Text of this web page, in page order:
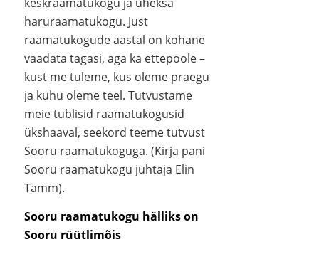
haruraamatukogu. Just
raamatukogude aastal on kohane
vaadata tagasi, aga ka ettepoole –
kust me tuleme, kus oleme praegu
ja kuhu oleme teel. Tutvustame
meie tublisid raamatukogusid
ükshaaval, seekord teeme tutvust
Sooru raamatukoguga. (Kirja pani
Sooru raamatukogu juhtaja Elin
Tamm).
Sooru raamatukogu hälliks on
Sooru rüütlimõis